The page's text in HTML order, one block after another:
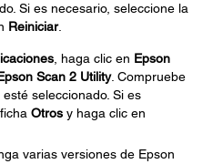
Si es necesario, seleccione la
Reiniciar.
, haga clic en Epson
Scan 2 Utility. Compruebe
seleccionado. Si es
Otros y haga clic en
varias versiones de Epson